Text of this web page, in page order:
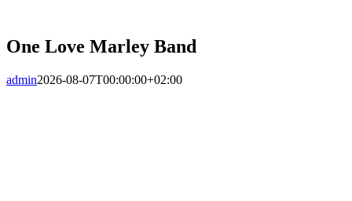
One Love Marley Band
admin2026-08-07T00:00:00+02:00